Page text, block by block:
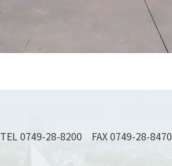
TEL 0749-28-8200 FAX 0749-28-8470